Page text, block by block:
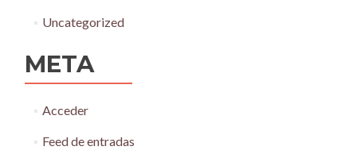
Uncategorized
META
Acceder
Feed de entradas